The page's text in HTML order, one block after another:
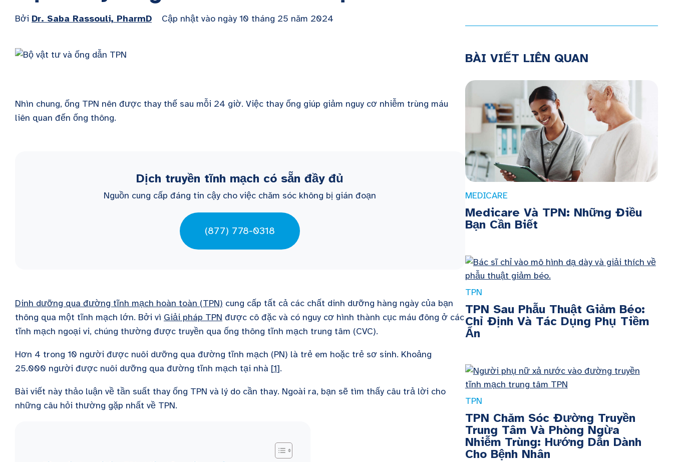
Bởi Dr. Saba Rassouli, PharmD Cập nhật vào ngày 10 tháng 25 năm 2024
Nhìn chung, ống TPN nên được thay thế sau mỗi 24 giờ. Việc thay ống giúp giảm nguy cơ nhiễm trùng máu
liên quan đến ống thông.
Dịch truyền tĩnh mạch có sẵn đầy đủ
Nguồn cung cấp đáng tin cậy cho việc chăm sóc không bị gián đoạn
(877) 778-0318
Dinh dưỡng qua đường tĩnh mạch hoàn toàn (TPN) cung cấp tất cả các chất dinh dưỡng hàng ngày của bạn
thông qua một tĩnh mạch lớn. Bởi vì Giải pháp TPN được cô đặc và có nguy cơ hình thành cục máu đông ở các
tĩnh mạch ngoại vi, chúng thường được truyền qua ống thông tĩnh mạch trung tâm (CVC).
Hơn 4 trong 10 người được nuôi dưỡng qua đường tĩnh mạch (PN) là trẻ em hoặc trẻ sơ sinh. Khoảng
25.000 người được nuôi dưỡng qua đường tĩnh mạch tại nhà [1].
Bài viết này thảo luận về tần suất thay ống TPN và lý do cần thay. Ngoài ra, bạn sẽ tìm thấy câu trả lời cho
những câu hỏi thường gặp nhất về TPN.
BÀI VIẾT LIÊN QUAN
MEDICARE
Medicare Và TPN: Những Điều
Bạn Cần Biết
TPN
TPN Sau Phẫu Thuật Giảm Béo:
Chỉ Định Và Tác Dụng Phụ Tiềm
Ẩn
TPN
TPN Chăm Sóc Đường Truyền
Trung Tâm Và Phòng Ngừa
Nhiễm Trùng: Hướng Dẫn Dành
Cho Bệnh Nhân